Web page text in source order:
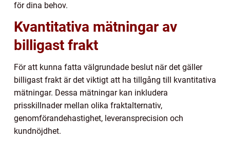
för dina behov.
Kvantitativa mätningar av
billigast frakt
För att kunna fatta välgrundade beslut när det gäller
billigast frakt är det viktigt att ha tillgång till kvantitativa
mätningar. Dessa mätningar kan inkludera
prisskillnader mellan olika fraktalternativ,
genomförandehastighet, leveransprecision och
kundnöjdhet.